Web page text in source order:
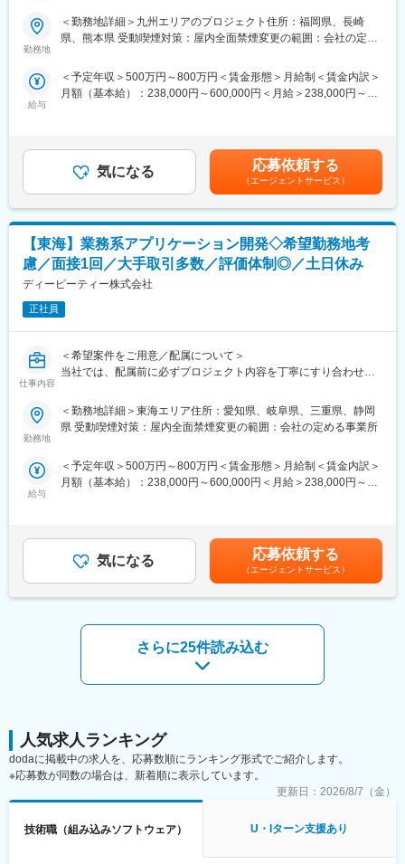
■ キャリアプランをチームで共有
・幅広い製品経験を積むジェネラリスト
・チームリーダー・マネジメント
■ 長期的にエンジニアとして活躍
年次に応じてマネジメントへ強制的に移行することはなく、設
計・技術を生涯の仕事として続けられる環境です。
＜業務内容＞
主にBtoB向けのシステム開発を行います。サービス内容により
様々な仕様、言語を用いて開発しますが、基本はJava、C#とSQL
を使用し開発を進めていきます。
【事例】
（環境）C#、VB.NET、SQL
（工程）基本設計、詳細設計、コーディング、単体テスト、結合
（メンバー数）10名
案件アサインを行っています。
万全の配属体制を整えているため、不安なくプロジェクトに集中
できる環境です。
■ マッチング率80％
スキル・経験だけでなく、「今後やりたいこと」「身につけたい
■ プライム案件比率80％
東京エレクトロン、ソニーグループなど大手メーカーとの直取引
案件を多数保有。
宇宙開発／半導体／自動車／家電／医療／インフラなどに加え、
ゲーム・エンタメ分野など新業界への展開も進めています。
■ 自社開発・先端分野への挑戦も可能
自社製品開発部門や、**AI専門チーム「AI-lab」**を保有。
＜おすすめポイント＞
■ 専任営業による一貫サポート
貫対応。
「設計を続けたい」「評価から設計へ戻りたい」などの要望も反
■ キャリアプランをチームで共有
定期的な面談を通じて、
・チームリーダー・マネジメント
など志向に合わせたキャリア形成を支援。
■ 長期的にエンジニアとして活躍
年次に応じてマネジメントへ強制的に移行することはなく、設
車載機器開発、車載ソフトウェア開発、車載ECU開発、機能安全
対応として、各種組込制御システムの開発を行います。
■輸送機器メーカー向け機能安全業務
機能安全規格（ISO26262）に準拠した開発プロセスへの対応。
機能安全開発自体への対応（ツール登録、ドキュメント作成）以
外にも業務効率化、改善業務を行います。
（メンバー数）10名
勤務地
＜勤務地詳細＞九州エリアのプロジェクト住所：福岡県、長崎
県、熊本県 受動喫煙対策：屋内全面禁煙変更の範囲：会社の定め
給与
＜予定年収＞500万円～800万円＜賃金形態＞月給制＜賃金内訳＞
月額（基本給）：238,000円～600,000円＜月給＞238,000円～
（30歳）・年収700万円／リーダー（3年目）（40歳）・年収850
万円／統括リーダー（45歳）賃金はあくまでも目安の金額であ
り、選考を通じて上下する可能性があります。月給(月額)は固定手
当を含めた表記です。
気になる 応募依頼する
（エージェントサービス）
【東海】業務系アプリケーション開発◇希望勤務地考
慮／面接1回／大手取引多数／評価体制◎／土日休み
ディーピーティー株式会社
正社員
仕事内容
＜希望案件をご用意／配属について＞
当社では、配属前に必ずプロジェクト内容を丁寧にすり合わせ、
案件アサインを行っています。
万全の配属体制を整えているため、不安なくプロジェクトに集中
できる環境です。
スキル・経験だけでなく、「今後やりたいこと」「身につけたい
技術」まで考慮し、
東京エレクトロン、ソニーグループなど大手メーカーとの直取引
案件を多数保有。
宇宙開発／半導体／自動車／家電／医療／インフラなどに加え、
ゲーム・エンタメ分野など新業界への展開も進めています。
自社製品開発部門や、**AI専門チーム「AI-lab」**を保有。
業務系・Web・組込みソフト・AI／データ活用など、
受託・自社開発の両面で幅広いキャリアを描けます。
エンジニア専任の営業が、配属・案件調整・キャリア相談まで一
貫対応。
「設計を続けたい」「評価から設計へ戻りたい」などの要望も反
映します。
定期的な面談を通じて、
・幅広い製品経験を積むジェネラリスト
勤務地
＜勤務地詳細＞東海エリア住所：愛知県、岐阜県、三重県、静岡
県 受動喫煙対策：屋内全面禁煙変更の範囲：会社の定める事業所
給与
＜予定年収＞500万円～800万円＜賃金形態＞月給制＜賃金内訳＞
月額（基本給）：238,000円～600,000円＜月給＞238,000円～
（30歳）・年収700万円／リーダー（3年目）（40歳）・年収850
万円／統括リーダー（45歳）賃金はあくまでも目安の金額であ
り、選考を通じて上下する可能性があります。月給(月額)は固定手
当を含めた表記です。
気になる 応募依頼する
（エージェントサービス）
さらに25件読み込む
人気求人ランキング
dodaに掲載中の求人を、応募数順にランキング形式でご紹介します。
※応募数が同数の場合は、新着順に表示しています。
更新日： 2026/8/7（金）
技術職（組み込みソフトウェア） U・Iターン支援あり